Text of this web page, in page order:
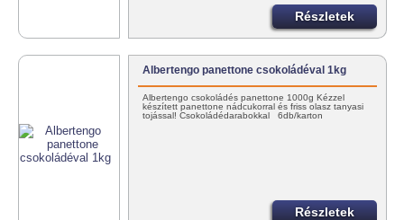
Részletek
Albertengo panettone csokoládéval 1kg
Albertengo csokoládés panettone 1000g Kézzel
készített panettone nádcukorral és friss olasz tanyasi
tojással! Csokoládédarabokkal 6db/karton
Részletek